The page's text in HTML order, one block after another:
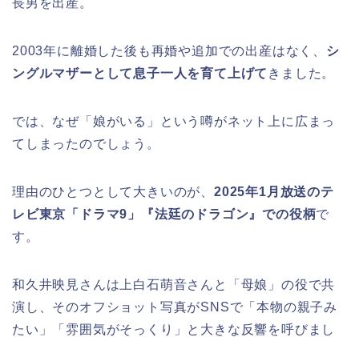
2003年に離婚した後も再婚や追加での出産はなく、 シ
ングルマザーとして息子一人を育て上げて きました。
では、なぜ「娘がいる」という噂がネット上に広まっ
てしまったのでしょう。
理由のひとつとして大きいのが、 2025年1月放送のテ
レビ東京「ドラマ9」『法廷のドラゴン』での役柄で
す。
和久井映見さんは上白石萌音さんと「母娘」の役で共
演し、そのオフショット写真がSNSで「本物の親子み
たい」「雰囲気がそっくり」と大きな反響を呼びまし